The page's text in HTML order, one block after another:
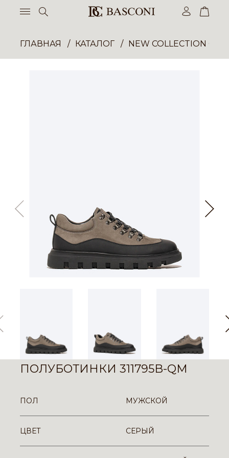
ГЛАВНАЯ КАТАЛОГ NEW COLLECTION
ПОЛУБОТИНКИ 311795B-QM
ПОЛ МУЖСКОЙ
ЦВЕТ СЕРЫЙ